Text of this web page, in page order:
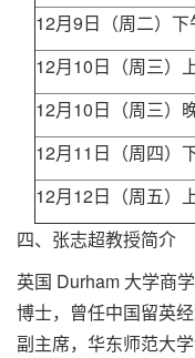
12月9日（周二）
12月10日（周三）
12月10日（周三）
12月11日（周四）
12月12日（周五）
四、张志超教授简介
英国 Durham 大学商
博士，曾任中国留英
副主席，华东师范大